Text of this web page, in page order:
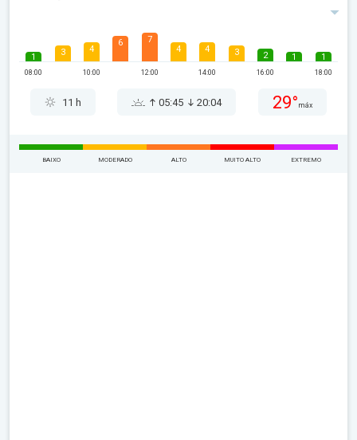
1
08:00
3 4
10:00
6 7
12:00
4 4
14:00
3 2
16:00
1 1
18:00
11 h 05:45 20:04 29° máx
BAIXO MODERADO ALTO MUITO ALTO EXTREMO